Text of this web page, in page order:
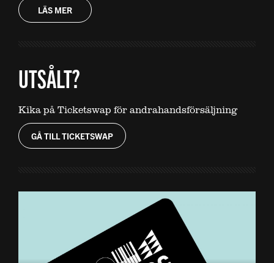
LÄS MER
UTSÅLT?
Kika på Ticketswap för andrahandsförsäljning
GÅ TILL TICKETSWAP